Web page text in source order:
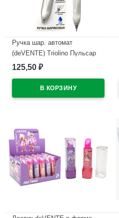
Ручка шар. автомат
(deVENTE) Triolino Пульсар
(Pulsar) н/
арт.5070609 (Ст12)
125,50 ₽